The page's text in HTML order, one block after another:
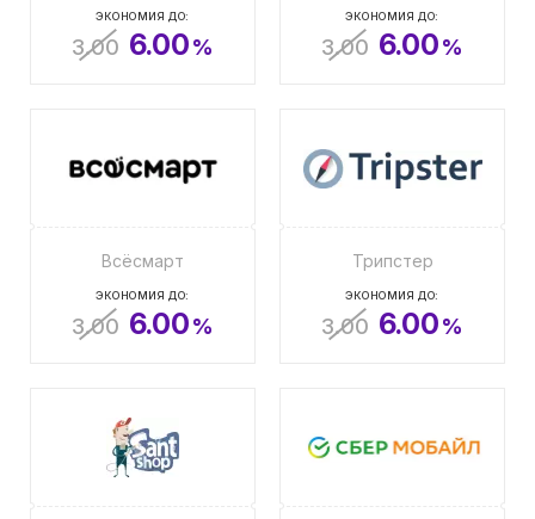
ЭКОНОМИЯ ДО:
3.00 6.00%
ЭКОНОМИЯ ДО:
3.00 6.00%
Всёсмарт
ЭКОНОМИЯ ДО:
3.00 6.00%
Трипстер
ЭКОНОМИЯ ДО:
3.00 6.00%